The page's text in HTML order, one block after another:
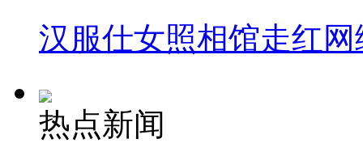
汉服仕女照相馆走红网
热点新闻